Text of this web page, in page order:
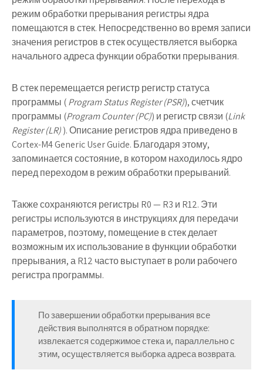
режим обработки прерывания регистры ядра
помещаются в стек. Непосредственно во время записи
значения регистров в стек осуществляется выборка
начального адреса функции обработки прерывания.
В стек перемещается регистр регистр статуса
программы (Program Status Register (PSR)), счетчик
программы (Program Counter (PC)) и регистр связи (Link
Register (LR)). Описание регистров ядра приведено в
Cortex-M4 Generic User Guide. Благодаря этому,
запоминается состояние, в котором находилось ядро
перед переходом в режим обработки прерываний.
Также сохраняются регистры R0 — R3 и R12. Эти
регистры используются в инструкциях для передачи
параметров, поэтому, помещение в стек делает
возможным их использование в функции обработки
прерывания, а R12 часто выступает в роли рабочего
регистра программы.
По завершении обработки прерывания все
действия выполнятся в обратном порядке:
извлекается содержимое стека и, параллельно с
этим, осуществляется выборка адреса возврата.